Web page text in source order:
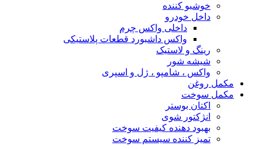
خوشبو کننده
داخل خودرو
داخلی واکس چرم
واکس داشبورد قطعات پلاستیکی
رینگ و لاستیک
شیشه شور
واکس ، شامپو ، ژل و اسپری
مکمل روغن
مکمل سوخت
اکتان بوستر
انژکتور شوی
بهبود دهنده کیفیت سوخت
تمیز کننده سیستم سوخت